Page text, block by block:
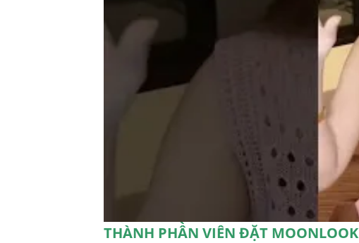
THÀNH PHẦN VIÊN ĐẶT MOONLOOK